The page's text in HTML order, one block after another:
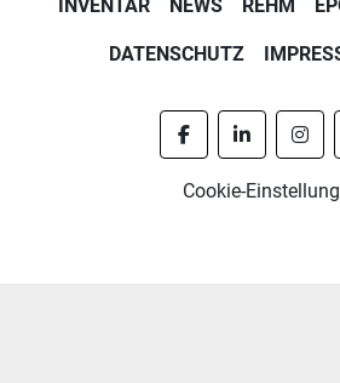
INVENTAR NEWS REHM
DATENSCHUTZ
facebooklinkedin
Cookie-